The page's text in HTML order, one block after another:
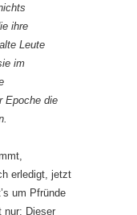
ihre
Leute
im
Epoche die
erledigt, jetzt
um Pfründe
nur: Dieser